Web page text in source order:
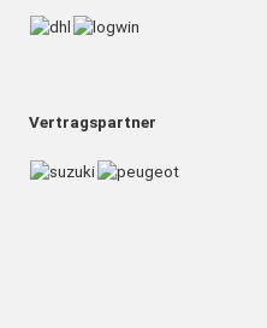
Vertragspartner